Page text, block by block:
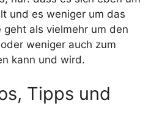
und es weniger um das
als vielmehr um den
weniger auch zum
kann und wird.
Tipps und